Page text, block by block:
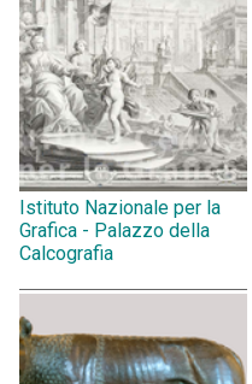
Istituto Nazionale per la
Grafica - Palazzo della
Calcografia